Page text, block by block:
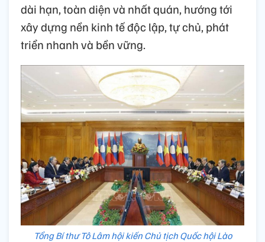
dài hạn, toàn diện và nhất quán, hướng tới
xây dựng nền kinh tế độc lập, tự chủ, phát
triển nhanh và bền vững.
Tổng Bí thư Tô Lâm hội kiến Chủ tịch Quốc hội Lào